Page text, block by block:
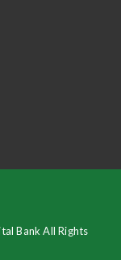
Bank All Rights